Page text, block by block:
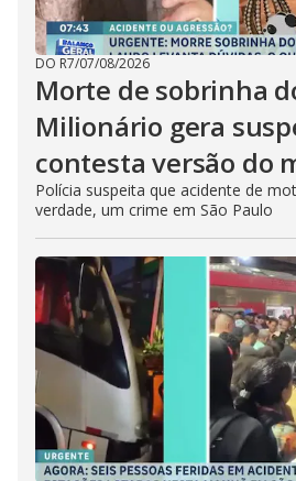
DO R7/07/08/2026
Morte de sobrinha
Milionário gera
contesta versão do
Polícia suspeita que acidente de
verdade, um crime em São Paulo